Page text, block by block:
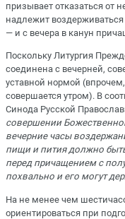
призывает отказаться от
надлежит
— и с вечера в канун
Поскольку Литургия
соединена с вечерней,
уставной нормой
совершается утром). В
Синода Русской
совершении
вечерние часы
пищи и пития должно
перед причащением с
похвально и его могут
На не менее чем
ориентироваться при